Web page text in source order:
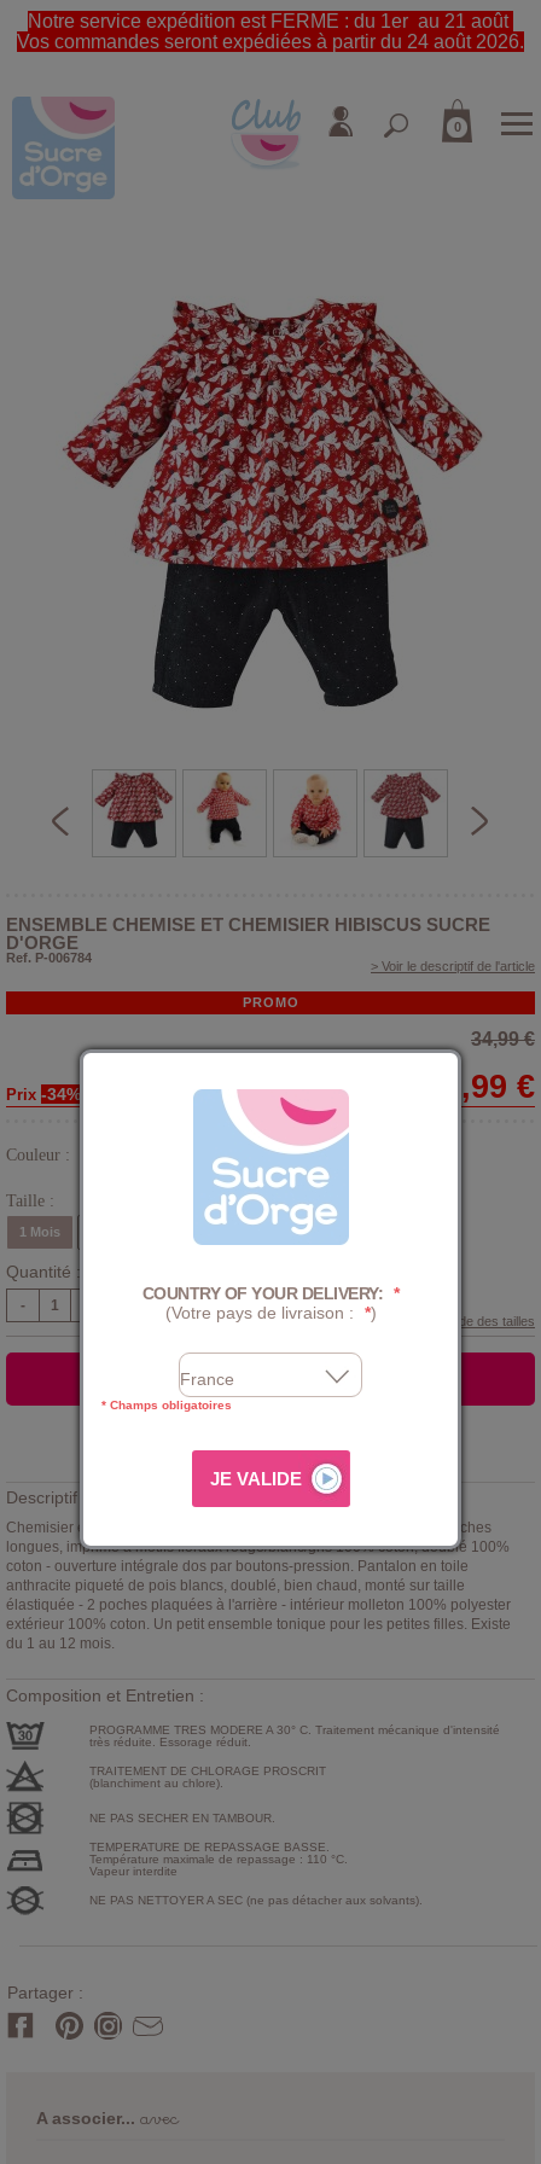
Notre service expédition est FERME : du 1er au 21 août
Vos commandes seront expédiées à partir du 24 août 2026.
0
ENSEMBLE CHEMISE ET CHEMISIER HIBISCUS SUCRE
D'ORGE
Ref. P-006784
> Voir le descriptif de l'article
PROMO
34,99 €
Prix -34% 22,99 €
Couleur :
Taille :
1 Mois 12 Mois
Quantité :
-
Guide des tailles
AJOUTER AU PANIER
Descriptif :
Chemisier et pantalon bébé fille
. Haut à collerette, manches
longues, imprimé à motifs floraux rouge/blanc/gris 100% coton, doublé 100%
coton - ouverture intégrale dos par boutons-pression. Pantalon en toile
anthracite piqueté de pois blancs, doublé, bien chaud, monté sur taille
élastiquée - 2 poches plaquées à l'arrière - intérieur molleton 100% polyester
extérieur 100% coton. Un petit ensemble tonique pour les petites filles. Existe
du 1 au 12 mois.
Composition et Entretien :
PROGRAMME TRES MODERE A 30° C. Traitement mécanique d'intensité
très réduite. Essorage réduit.
TRAITEMENT DE CHLORAGE PROSCRIT
(blanchiment au chlore).
NE PAS SECHER EN TAMBOUR.
TEMPERATURE DE REPASSAGE BASSE.
Température maximale de repassage : 110 °C.
Vapeur interdite
NE PAS NETTOYER A SEC (ne pas détacher aux solvants).
Partager :
A associer...
COUNTRY OF YOUR DELIVERY: *
(Votre pays de livraison :
*)
* Champs obligatoires